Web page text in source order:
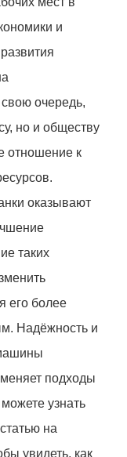
и
очередь,
но и обществу
отношение к
оказывают
таких
его более
Надёжность и
подходы
узнать
на
увидеть, как